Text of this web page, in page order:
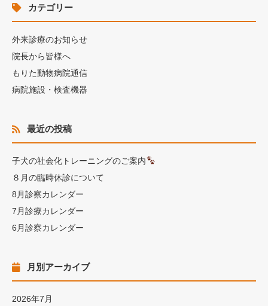
カテゴリー
外来診療のお知らせ
院長から皆様へ
もりた動物病院通信
病院施設・検査機器
最近の投稿
子犬の社会化トレーニングのご案内
８月の臨時休診について
8月診察カレンダー
7月診療カレンダー
6月診察カレンダー
月別アーカイブ
2026年7月